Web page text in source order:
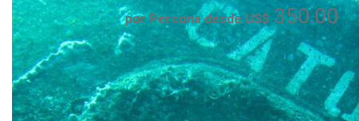
por Persona desde US$ 350.00